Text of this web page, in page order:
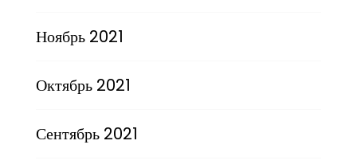
Ноябрь 2021
Октябрь 2021
Сентябрь 2021